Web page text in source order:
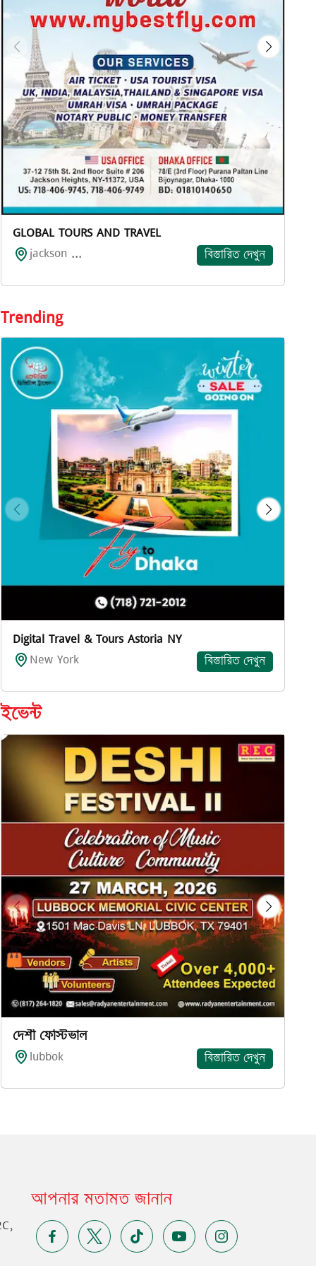
GLOBAL TOURS AND TRAVEL
jackson ...
বিস্তারিত দেখুন
Trending
Digital Travel & Tours Astoria NY
New York
বিস্তারিত দেখুন
ইভেন্ট
দেশী ফেস্টিভাল
lubbok
বিস্তারিত দেখুন
আপনার মতামত জানান